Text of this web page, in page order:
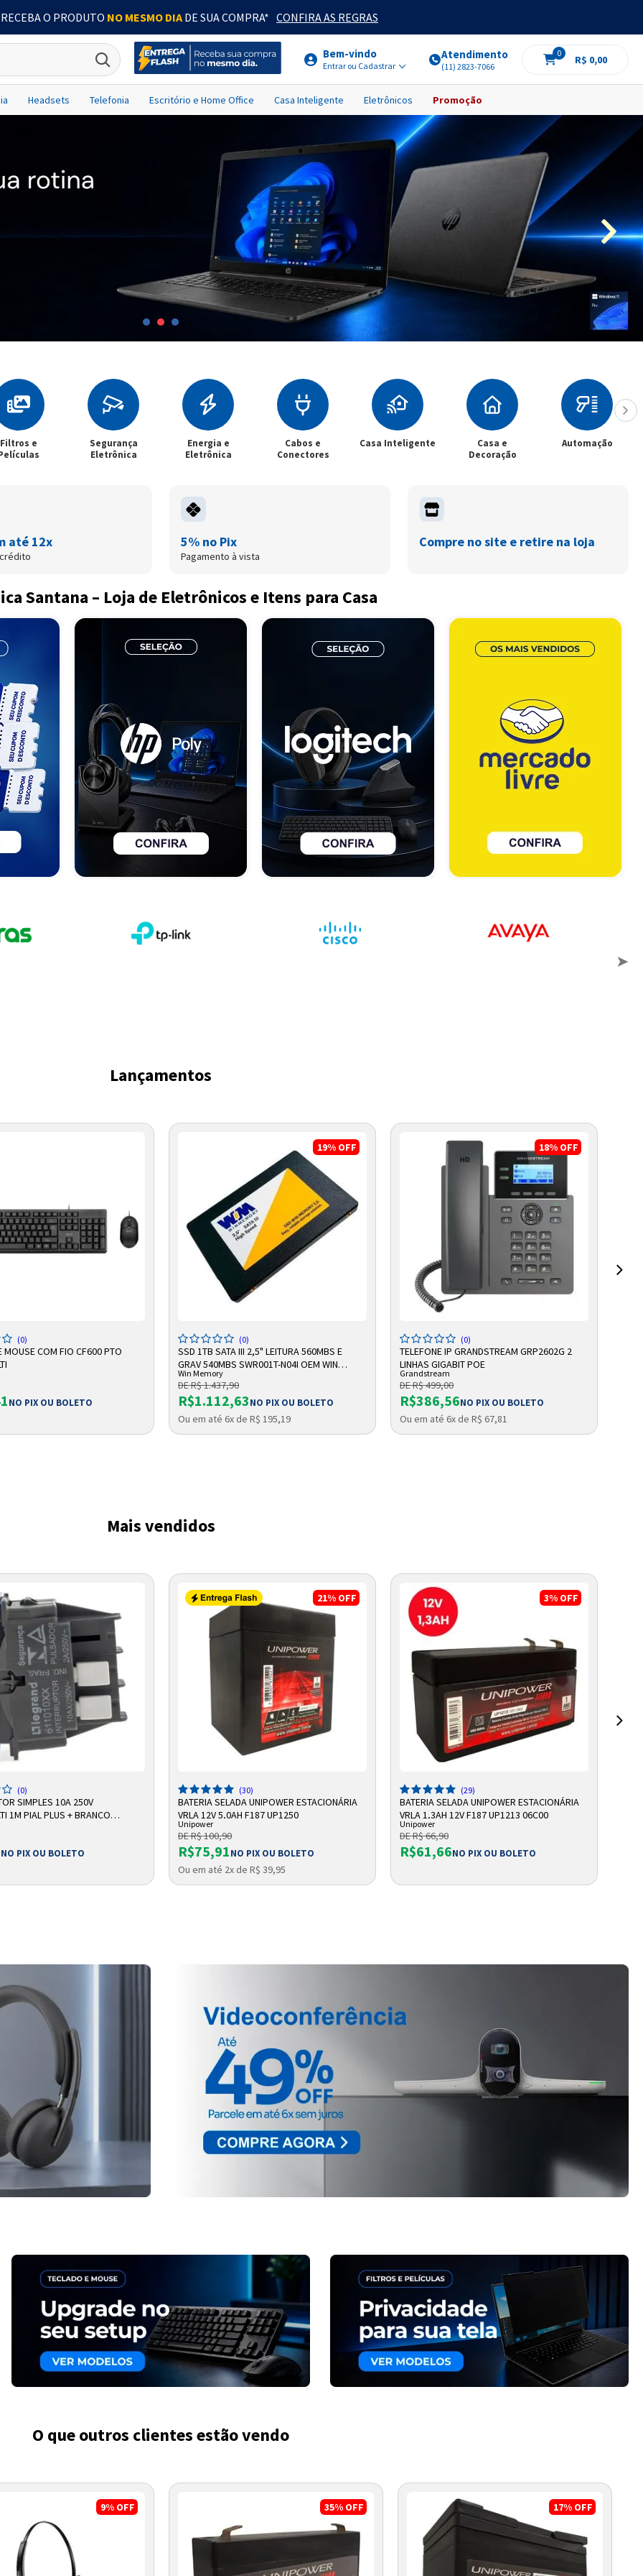
RECEBA O PRODUTO NO MESMO DIADE SUA COMPRA* CONFIRA AS REGRAS
Bem-vindo
Entrar ou Cadastrar
Atendimento
(11) 2823-7066
0
R$ 0,00
Headsets Telefonia Escritório e Home Office Casa Inteligente Eletrônicos Promoção
Cartão de crédito
Filtros e
Segurança
Eletrônica
Energia e
Eletrônica
Cabos e
Conectores
Casa Inteligente
Casa e
Decoração
Automação
até 12x 5% no Pix
Pagamento à vista
Compre no site e retire na loja
Santana – Loja de Eletrônicos e Itens para Casa
Lançamentos
A SACOLA
(0)
MOUSE COM FIO CF600 PTO
NO PIX OU BOLETO
ADICIONAR A SACOLA
19% OFF
(0)
SSD 1TB SATA III 2,5" LEITURA 560MBS E
GRAV 540MBS SWR001T-N04I OEM WIN
MEMORY
Win Memory
DE R$ 1.437,90
R$1.112,63NO PIX OU BOLETO
Ou em até 6x de R$ 195,19
ADICIONAR A SACOLA
18% OFF
(0)
TELEFONE IP GRANDSTREAM GRP2602G 2
LINHAS GIGABIT POE
Grandstream
DE R$ 499,00
R$386,56NO PIX OU BOLETO
Ou em até 6x de R$ 67,81
Mais vendidos
A SACOLA
(0)
SIMPLES 10A 250V
1M PIAL PLUS + BRANCO
NO PIX OU BOLETO
ADICIONAR A SACOLA
21% OFF
(30)
BATERIA SELADA UNIPOWER ESTACIONÁRIA
VRLA 12V 5,0AH F187 UP1250
Unipower
DE R$ 100,90
R$75,91NO PIX OU BOLETO
Ou em até 2x de R$ 39,95
ADICIONAR A SACOLA
3% OFF
(29)
BATERIA SELADA UNIPOWER ESTACIONÁRIA
VRLA 1,3AH 12V F187 UP1213 06C00
Unipower
DE R$ 66,90
R$61,66NO PIX OU BOLETO
O que outros clientes estão vendo
9% OFF 35% OFF 17% OFF